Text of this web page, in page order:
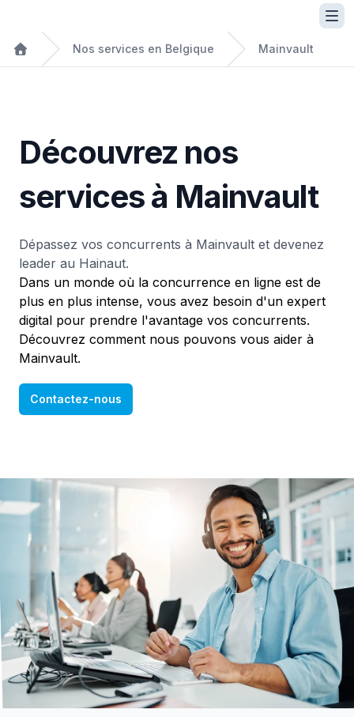
Nos services en Belgique Mainvault
Découvrez nos
services à Mainvault
Dépassez vos concurrents à Mainvault et devenez
leader au Hainaut.
Dans un monde où la concurrence en ligne est de
plus en plus intense, vous avez besoin d'un expert
digital pour prendre l'avantage vos concurrents.
Découvrez comment nous pouvons vous aider à
Mainvault.
Contactez-nous